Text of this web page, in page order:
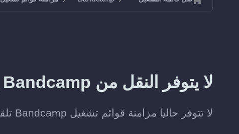
لا يتوفر النقل من Bandcamp إلى YouTube حاليا
لا تتوفر حاليا مزامنة قوائم تشغيل Bandcamp تلقائيا مع YouTube.